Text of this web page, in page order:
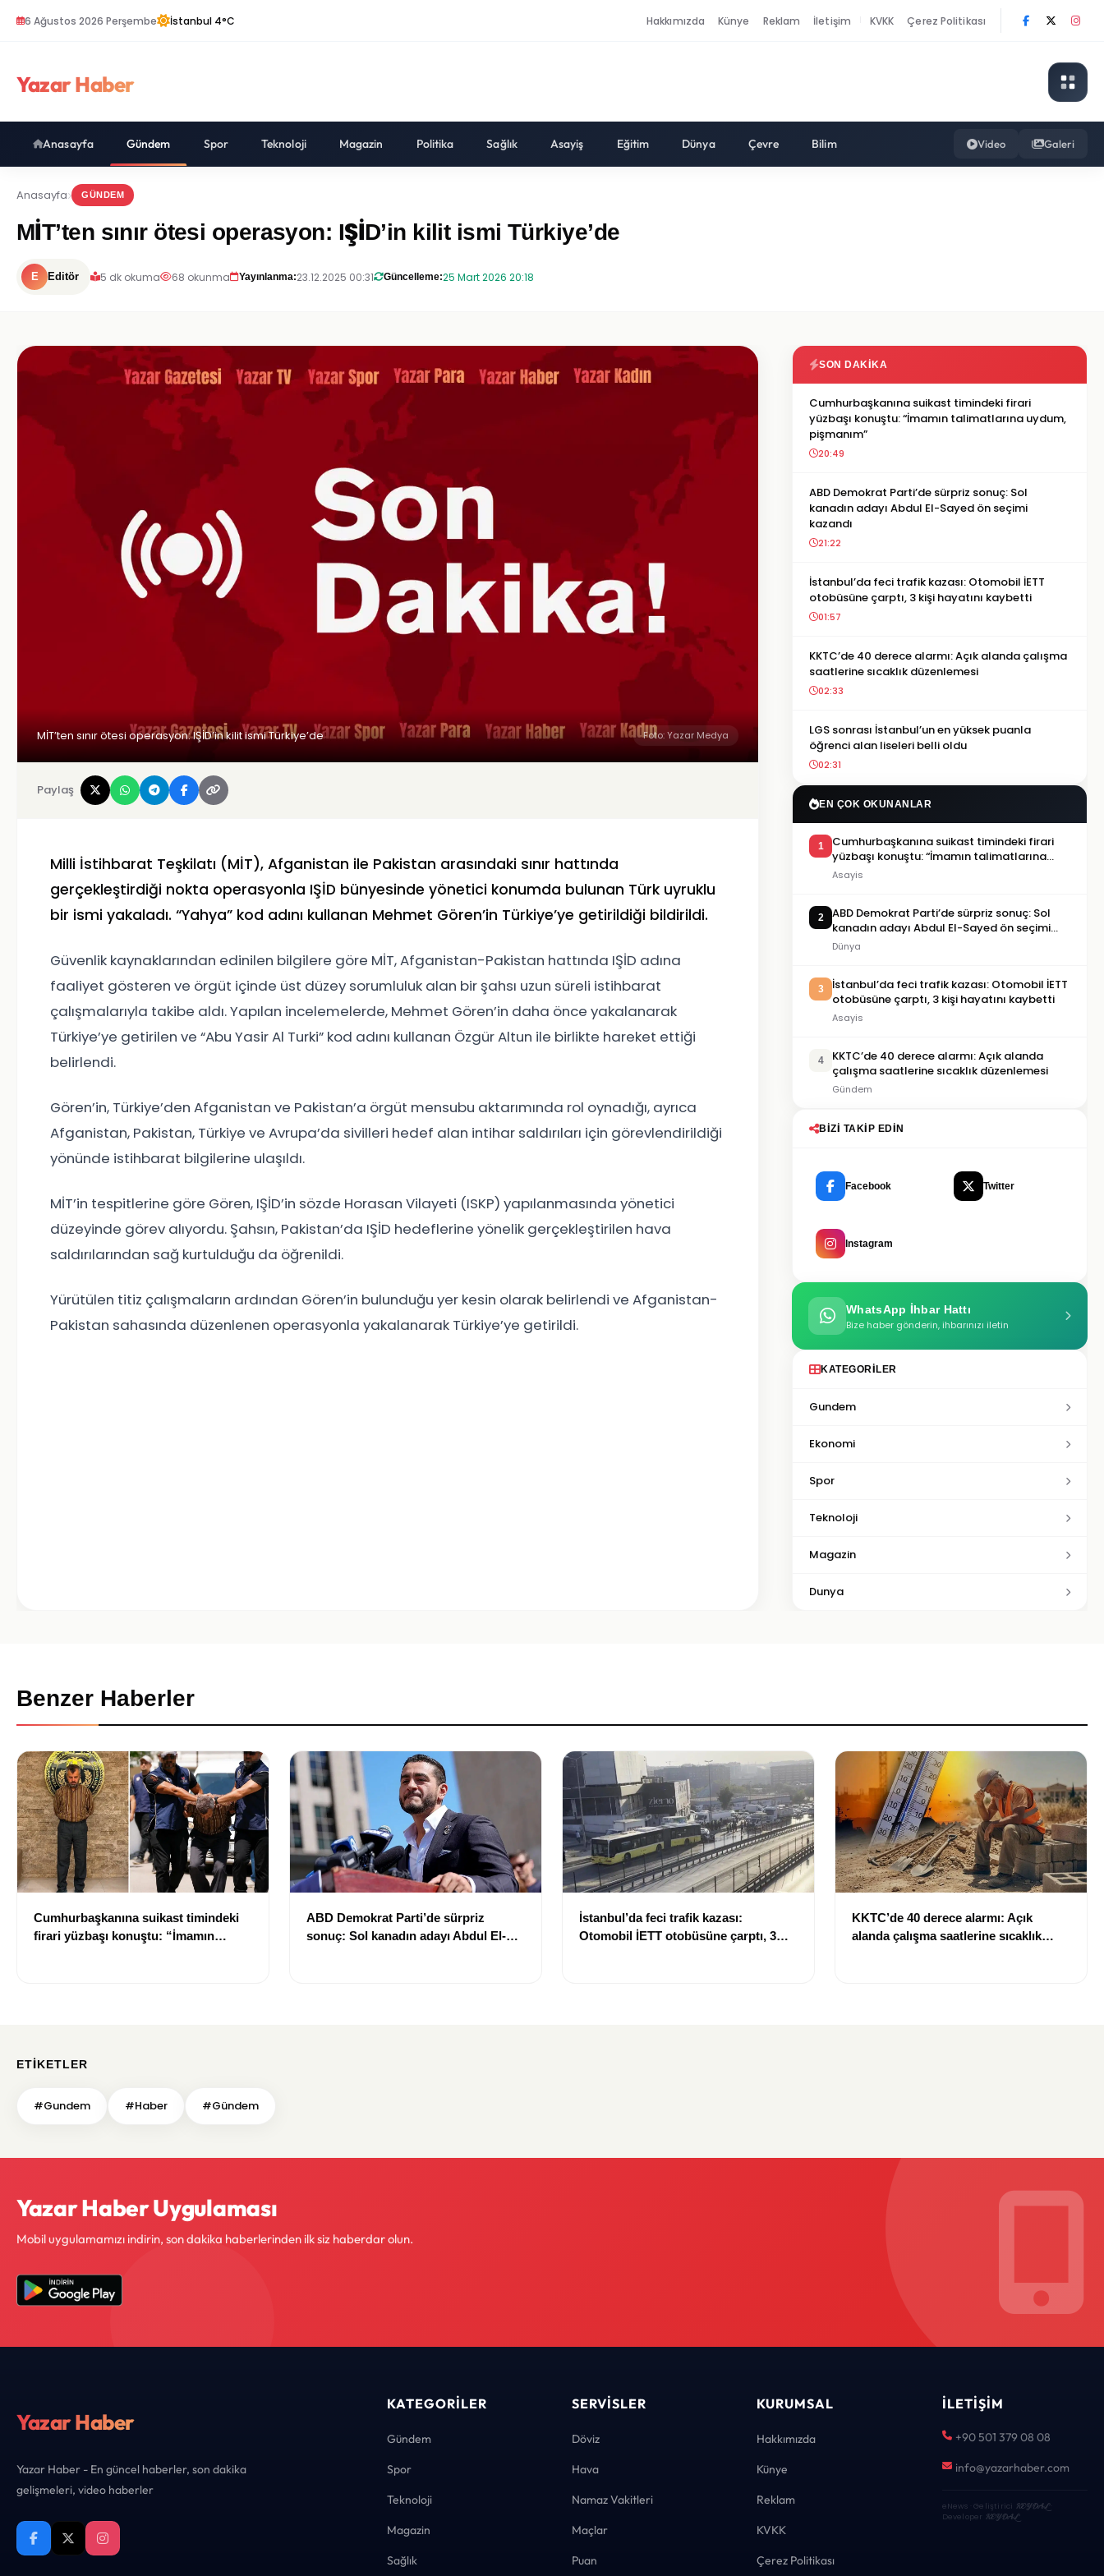
6 Ağustos 2026 Perşembe İstanbul 4°C Hakkımızda Künye Reklam İletişim KVKK Çerez Politikası
Yazar Haber
Anasayfa Gündem Spor Teknoloji Magazin Politika Sağlık Asayiş Eğitim Dünya Çevre Bilim Video Galeri
Anasayfa GÜNDEM
MİT’ten sınır ötesi operasyon: IŞİD’in kilit ismi Türkiye’de
E Editör 5 dk okuma 68 okunma Yayınlanma:23.12.2025 00:31 Güncelleme:25 Mart 2026 20:18
MİT’ten sınır ötesi operasyon: IŞİD’in kilit ismi Türkiye’de Foto: Yazar Medya
Paylaş
Milli İstihbarat Teşkilatı (MİT), Afganistan ile Pakistan arasındaki sınır hattında
gerçekleştirdiği nokta operasyonla IŞİD bünyesinde yönetici konumda bulunan Türk uyruklu
bir ismi yakaladı. “Yahya” kod adını kullanan Mehmet Gören’in Türkiye’ye getirildiği bildirildi.
Güvenlik kaynaklarından edinilen bilgilere göre MİT, Afganistan-Pakistan hattında IŞİD adına
faaliyet gösteren ve örgüt içinde üst düzey sorumluluk alan bir şahsı uzun süreli istihbarat
çalışmalarıyla takibe aldı. Yapılan incelemelerde, Mehmet Gören’in daha önce yakalanarak
Türkiye’ye getirilen ve “Abu Yasir Al Turki” kod adını kullanan Özgür Altun ile birlikte hareket ettiği
belirlendi.
Gören’in, Türkiye’den Afganistan ve Pakistan’a örgüt mensubu aktarımında rol oynadığı, ayrıca
Afganistan, Pakistan, Türkiye ve Avrupa’da sivilleri hedef alan intihar saldırıları için görevlendirildiği
yönünde istihbarat bilgilerine ulaşıldı.
MİT’in tespitlerine göre Gören, IŞİD’in sözde Horasan Vilayeti (ISKP) yapılanmasında yönetici
düzeyinde görev alıyordu. Şahsın, Pakistan’da IŞİD hedeflerine yönelik gerçekleştirilen hava
saldırılarından sağ kurtulduğu da öğrenildi.
Yürütülen titiz çalışmaların ardından Gören’in bulunduğu yer kesin olarak belirlendi ve Afganistan-
Pakistan sahasında düzenlenen operasyonla yakalanarak Türkiye’ye getirildi.
SON DAKIKA
Cumhurbaşkanına suikast timindeki firari
yüzbaşı konuştu: “İmamın talimatlarına uydum,
pişmanım”
20:49
ABD Demokrat Parti’de sürpriz sonuç: Sol
kanadın adayı Abdul El-Sayed ön seçimi
kazandı
21:22
İstanbul’da feci trafik kazası: Otomobil İETT
otobüsüne çarptı, 3 kişi hayatını kaybetti
01:57
KKTC’de 40 derece alarmı: Açık alanda çalışma
saatlerine sıcaklık düzenlemesi
02:33
LGS sonrası İstanbul’un en yüksek puanla
öğrenci alan liseleri belli oldu
02:31
EN ÇOK OKUNANLAR
1
Cumhurbaşkanına suikast timindeki firari
yüzbaşı konuştu: “İmamın talimatlarına
uydum, pişmanım”
Asayis
2
ABD Demokrat Parti’de sürpriz sonuç: Sol
kanadın adayı Abdul El-Sayed ön seçimi
kazandı
Dünya
3
İstanbul’da feci trafik kazası: Otomobil İETT
otobüsüne çarptı, 3 kişi hayatını kaybetti
Asayis
4
KKTC’de 40 derece alarmı: Açık alanda
çalışma saatlerine sıcaklık düzenlemesi
Gündem
BIZI TAKIP EDIN
Facebook Twitter
Instagram
WhatsApp İhbar Hattı
Bize haber gönderin, ihbarınızı iletin
KATEGORILER
Gundem
Ekonomi
Spor
Teknoloji
Magazin
Dunya
Benzer Haberler
Cumhurbaşkanına suikast timindeki
firari yüzbaşı konuştu: “İmamın
ABD Demokrat Parti’de sürpriz
sonuç: Sol kanadın adayı Abdul El-
İstanbul’da feci trafik kazası:
Otomobil İETT otobüsüne çarptı, 3
KKTC’de 40 derece alarmı: Açık
alanda çalışma saatlerine sıcaklık
ETIKETLER
#Gundem #Haber #Gündem
Yazar Haber Uygulaması
Mobil uygulamamızı indirin, son dakika haberlerinden ilk siz haberdar olun.
Yazar Haber
Yazar Haber - En güncel haberler, son dakika
gelişmeleri, video haberler
KATEGORILER
Gündem
Spor
Teknoloji
Magazin
Sağlık
SERVISLER
Döviz
Hava
Namaz Vakitleri
Maçlar
Puan
KURUMSAL
Hakkımızda
Künye
Reklam
KVKK
Çerez Politikası
İLETIŞIM
+90 501 379 08 08
info@yazarhaber.com
eNews · Geliştirici KEYDAL·
Developer KEYDAL